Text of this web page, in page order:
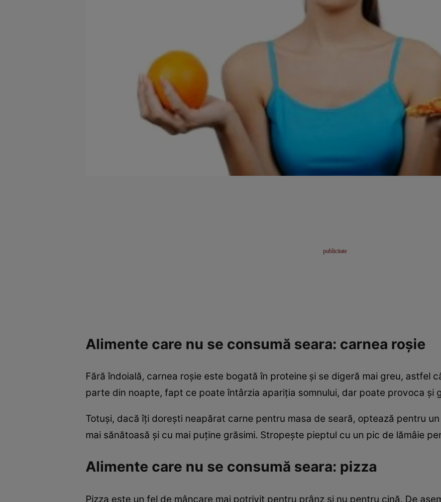
Alimente care nu se consumă seara: carnea roşie
Fără îndoială, carnea roşie este bogată în proteine şi se digeră mai greu, astfel
parte din noapte, fapt ce poate întârzia apariţia somnului, dar poate provoca şi
Totuşi, dacă îţi doreşti neapărat carne pentru masa de seară, optează pentru
mai sănătoasă şi cu mai puţine grăsimi. Stropeşte pieptul cu un pic de lămâie
Alimente care nu se consumă seara: pizza
Pizza este un fel de mâncare mai potrivit pentru prânz şi nu pentru cină. De